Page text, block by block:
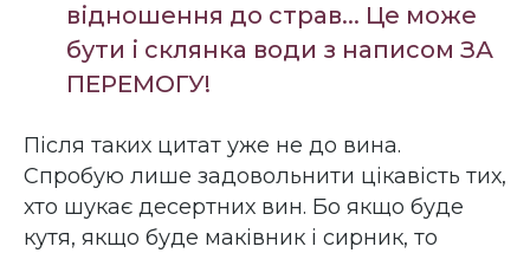
відношення до страв... Це може
бути і склянка води з написом ЗА
ПЕРЕМОГУ!
Після таких цитат уже не до вина.
Спробую лише задовольнити цікавість тих,
хто шукає десертних вин. Бо якщо буде
кутя, якщо буде маківник і сирник, то